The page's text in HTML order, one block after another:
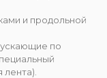
и продольной
по